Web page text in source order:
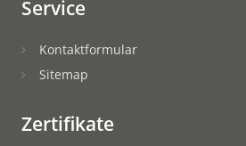
Service
Kontaktformular
Sitemap
Zertifikate